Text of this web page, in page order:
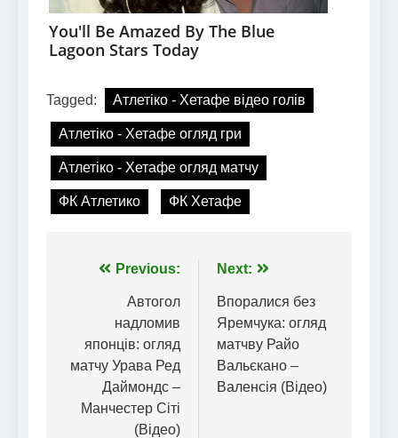
Tagged: Атлетіко - Хетафе відео голів
Атлетіко - Хетафе огляд гри
Атлетіко - Хетафе огляд матчу
ФК Атлетико ФК Хетафе
Навігація
записів
Previous:
Автогол
надломив
японців: огляд
матчу Урава Ред
Даймондс –
Манчестер Сіті
(Відео)
Next:
Впоралися без
Яремчука: огляд
матчву Райо
Вальєкано –
Валенсія (Відео)